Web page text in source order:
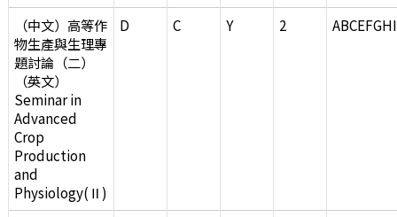
（中文）高等作
物生產與生理專
題討論（二）
（英文）
Seminar in
Advanced
Crop
Production
and
Physiology(Ⅱ)
D C Y 2 ABCEFGHI